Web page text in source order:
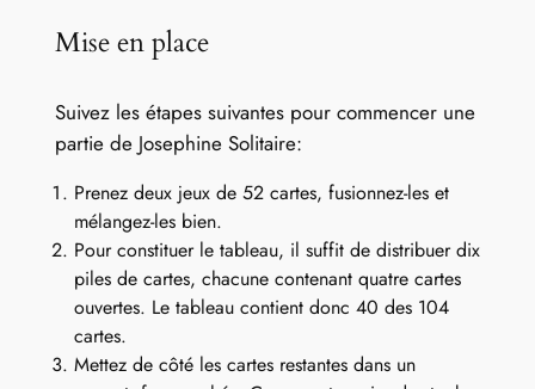
Mise en place
Suivez les étapes suivantes pour commencer une
partie de Josephine Solitaire:
Prenez deux jeux de 52 cartes, fusionnez-les et
mélangez-les bien.
Pour constituer le tableau, il suffit de distribuer dix
piles de cartes, chacune contenant quatre cartes
ouvertes. Le tableau contient donc 40 des 104
cartes.
Mettez de côté les cartes restantes dans un